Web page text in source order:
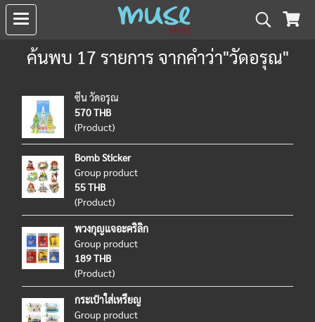
ค้นพบ 17 รายการ จากคำว่า"วัดอรุณ"
ซีน วัดอรุณ
570 THB
(Product)
Bomb Sticker
Group product
55 THB
(Product)
พวงกุญแจอะคริลิก
Group product
189 THB
(Product)
กระเป๋าใส่เหรียญ
Group product